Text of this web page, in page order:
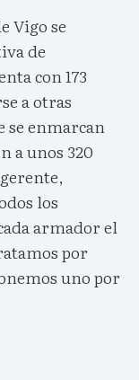
Vigo se
de
con 173
a otras
se enmarcan
a unos 320
los
armador el
por
uno por